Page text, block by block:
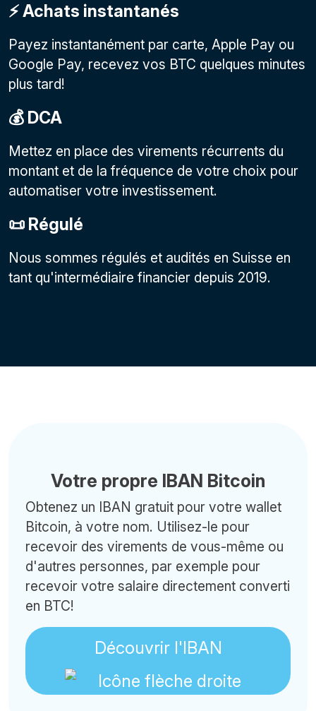
⚡️ Achats instantanés
Payez instantanément par carte, Apple Pay ou
Google Pay, recevez vos BTC quelques minutes
plus tard!
💰 DCA
Mettez en place des virements récurrents du
montant et de la fréquence de votre choix pour
automatiser votre investissement.
📜 Régulé
Nous sommes régulés et audités en Suisse en
tant qu'intermédiaire financier depuis 2019.
Votre propre IBAN Bitcoin
Obtenez un IBAN gratuit pour votre wallet
Bitcoin, à votre nom. Utilisez-le pour
recevoir des virements de vous-même ou
d'autres personnes, par exemple pour
recevoir votre salaire directement converti
en BTC!
Découvrir l'IBAN